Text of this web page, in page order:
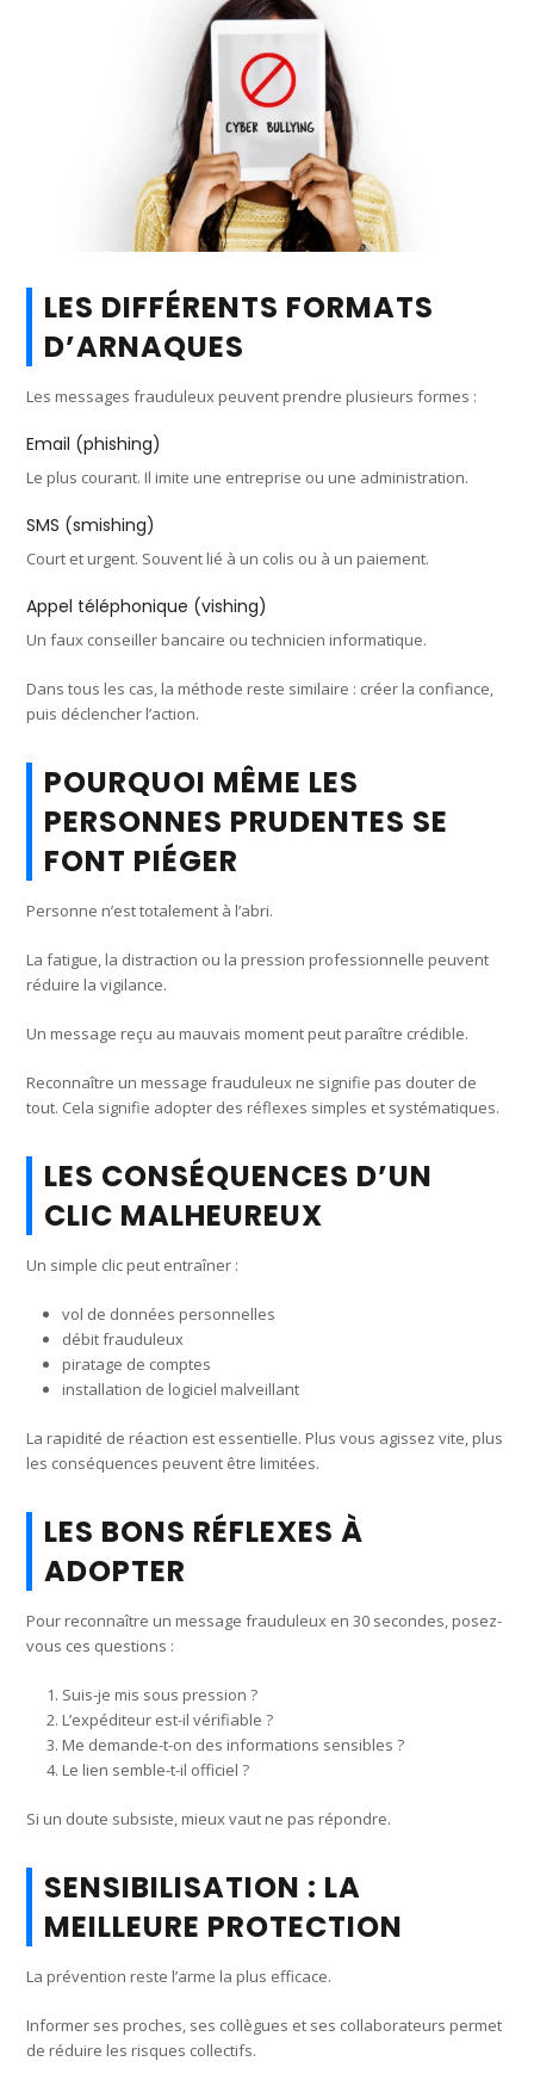
LES DIFFÉRENTS FORMATS
D’ARNAQUES
Les messages frauduleux peuvent prendre plusieurs formes :
Email (phishing)
Le plus courant. Il imite une entreprise ou une administration.
SMS (smishing)
Court et urgent. Souvent lié à un colis ou à un paiement.
Appel téléphonique (vishing)
Un faux conseiller bancaire ou technicien informatique.
Dans tous les cas, la méthode reste similaire : créer la confiance,
puis déclencher l’action.
POURQUOI MÊME LES
PERSONNES PRUDENTES SE
FONT PIÉGER
Personne n’est totalement à l’abri.
La fatigue, la distraction ou la pression professionnelle peuvent
réduire la vigilance.
Un message reçu au mauvais moment peut paraître crédible.
Reconnaître un message frauduleux ne signifie pas douter de
tout. Cela signifie adopter des réflexes simples et systématiques.
LES CONSÉQUENCES D’UN
CLIC MALHEUREUX
Un simple clic peut entraîner :
vol de données personnelles
débit frauduleux
piratage de comptes
installation de logiciel malveillant
La rapidité de réaction est essentielle. Plus vous agissez vite, plus
les conséquences peuvent être limitées.
LES BONS RÉFLEXES À
ADOPTER
Pour reconnaître un message frauduleux en 30 secondes, posez-
vous ces questions :
Suis-je mis sous pression ?
L’expéditeur est-il vérifiable ?
Me demande-t-on des informations sensibles ?
Le lien semble-t-il officiel ?
Si un doute subsiste, mieux vaut ne pas répondre.
SENSIBILISATION : LA
MEILLEURE PROTECTION
La prévention reste l’arme la plus efficace.
Informer ses proches, ses collègues et ses collaborateurs permet
de réduire les risques collectifs.